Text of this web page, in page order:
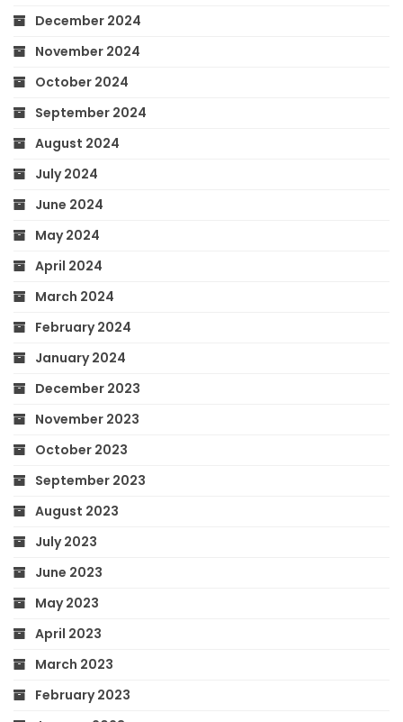
December 2024
November 2024
October 2024
September 2024
August 2024
July 2024
June 2024
May 2024
April 2024
March 2024
February 2024
January 2024
December 2023
November 2023
October 2023
September 2023
August 2023
July 2023
June 2023
May 2023
April 2023
March 2023
February 2023